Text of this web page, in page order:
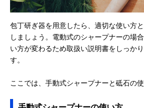
包丁研ぎ器を用意したら、適切な使い方
しましょう。電動式のシャープナーの場
い方が変わるため取扱い説明書をしっか
す。
ここでは、手動式シャープナーと砥石の